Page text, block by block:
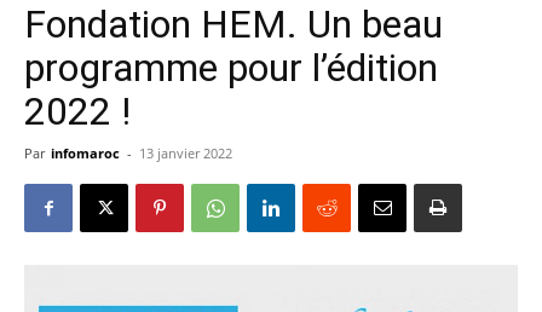
Fondation HEM. Un beau
programme pour l’édition
2022 !
Par infomaroc - 13 janvier 2022